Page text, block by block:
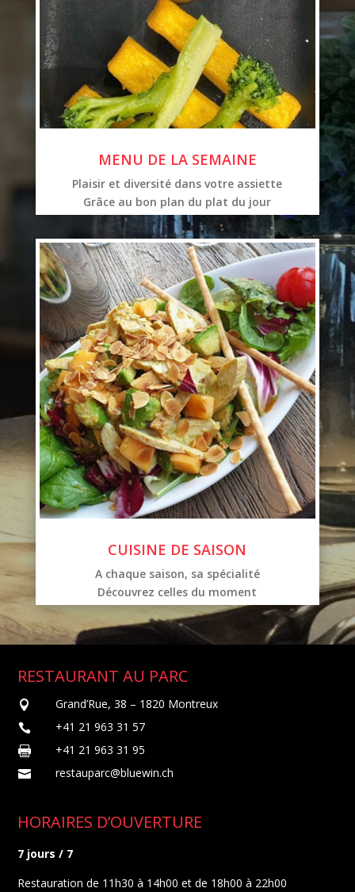
MENU DE LA SEMAINE
Plaisir et diversité dans votre assiette
Grâce au bon plan du plat du jour
CUISINE DE SAISON
A chaque saison, sa spécialité
Découvrez celles du moment
RESTAURANT AU PARC
 Grand’Rue, 38 – 1820 Montreux
 +41 21 963 31 57
 +41 21 963 31 95
 restauparc@bluewin.ch
HORAIRES D’OUVERTURE
7 jours / 7
Restauration de 11h30 à 14h00 et de 18h00 à 22h00